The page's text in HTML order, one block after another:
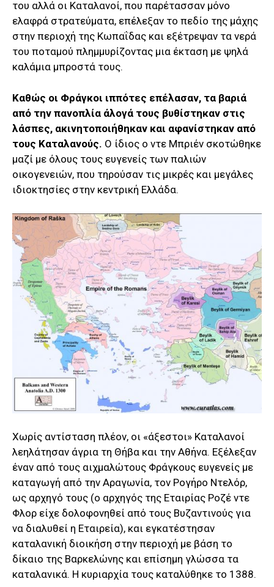
του αλλά οι Καταλανοί, που παρέτασσαν μόνο
ελαφρά στρατεύματα, επέλεξαν το πεδίο της μάχης
στην περιοχή της Κωπαΐδας και εξέτρεψαν τα νερά
του ποταμού πλημμυρίζοντας μια έκταση με ψηλά
καλάμια μπροστά τους.
Καθώς οι Φράγκοι ιππότες επέλασαν, τα βαριά
από την πανοπλία άλογά τους βυθίστηκαν στις
λάσπες, ακινητοποιήθηκαν και αφανίστηκαν από
τους Καταλανούς. Ο ίδιος ο ντε Μπριέν σκοτώθηκε
μαζί με όλους τους ευγενείς των παλιών
οικογενειών, που τηρούσαν τις μικρές και μεγάλες
ιδιοκτησίες στην κεντρική Ελλάδα.
Χωρίς αντίσταση πλέον, οι «άξεστοι» Καταλανοί
λεηλάτησαν άγρια τη Θήβα και την Αθήνα. Εξέλεξαν
έναν από τους αιχμαλώτους Φράγκους ευγενείς με
καταγωγή από την Αραγωνία, τον Ρογήρο Ντελόρ,
ως αρχηγό τους (ο αρχηγός της Εταιρίας Ροζέ ντε
Φλορ είχε δολοφονηθεί από τους Βυζαντινούς για
να διαλυθεί η Εταιρεία), και εγκατέστησαν
καταλανική διοικήση στην περιοχή με βάση το
δίκαιο της Βαρκελώνης και επίσημη γλώσσα τα
καταλανικά. Η κυριαρχία τους καταλύθηκε το 1388.